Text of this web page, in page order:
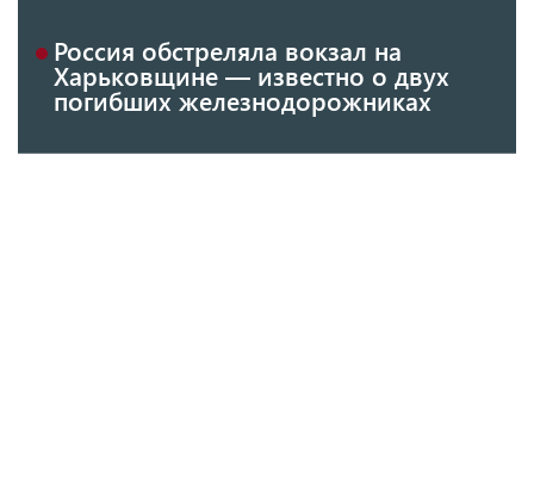
Россия обстреляла вокзал на
Харьковщине — известно о двух
погибших железнодорожниках